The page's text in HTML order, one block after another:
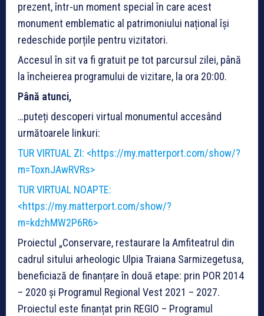
prezent, într-un moment special în care acest
monument emblematic al patrimoniului național își
redeschide porțile pentru vizitatori.
Accesul în sit va fi gratuit pe tot parcursul zilei, până
la încheierea programului de vizitare, la ora 20:00.
Până atunci,
…puteți descoperi virtual monumentul accesând
următoarele linkuri:
TUR VIRTUAL ZI: <https://my.matterport.com/show/?
m=ToxnJAwRVRs>
TUR VIRTUAL NOAPTE:
<https://my.matterport.com/show/?
m=kdzhMW2P6R6>
Proiectul „Conservare, restaurare la Amfiteatrul din
cadrul sitului arheologic Ulpia Traiana Sarmizegetusa,
beneficiază de finanțare în două etape: prin POR 2014
– 2020 și Programul Regional Vest 2021 – 2027.
Proiectul este finanțat prin REGIO – Programul